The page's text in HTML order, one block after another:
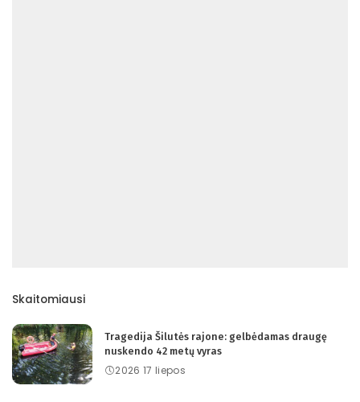
Skaitomiausi
Tragedija Šilutės rajone: gelbėdamas draugę
nuskendo 42 metų vyras
2026 17 liepos